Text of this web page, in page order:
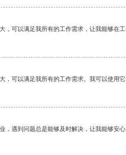
，可以满足我所有的工作需求，让我能够在工
，可以满足我所有的工作需求。我可以使用
，遇到问题总是能够及时解决，让我能够安心